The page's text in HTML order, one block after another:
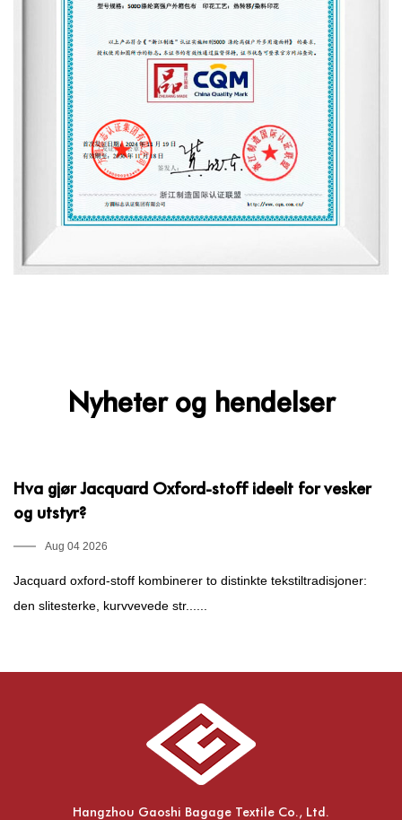
Nyheter og hendelser
Hva gjør Jacquard Oxford-stoff ideelt for vesker
og utstyr?
Aug 04 2026
Jacquard oxford-stoff kombinerer to distinkte tekstiltradisjoner:
den slitesterke, kurvvevede str......
Hangzhou Gaoshi Bagage Textile Co., Ltd.